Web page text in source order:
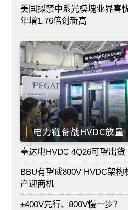
美国拟禁中系光模塊业界
年增1.76倍创新高
电力链备战HVDC放量
臺达电HVDC 4Q26可望出
BBU有望成800V HVDC架
产迎商机
±400V先行、800V慢一步